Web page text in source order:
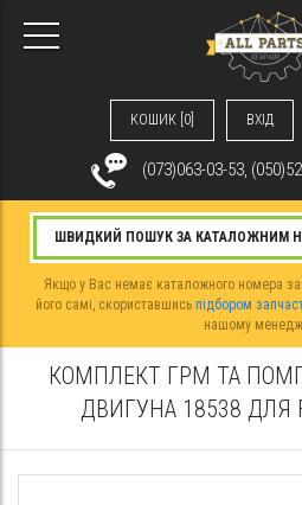
КОШИК [0] ВХIД
(073)063-03-53,
Якщо у Вас немає каталожного номера
його самі, скориставшись підбором
нашому
КОМПЛЕКТ ГРМ ТА
ДВИГУНА 18538 ДЛЯ